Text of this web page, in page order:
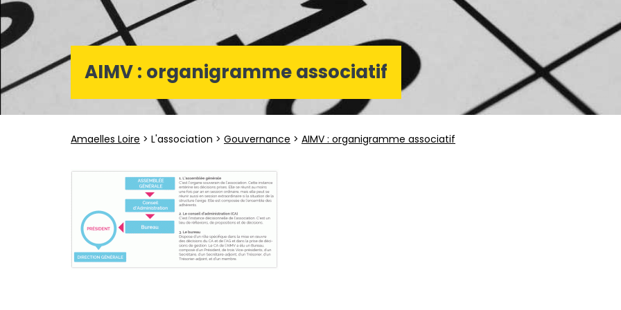
AIMV : organigramme associatif
Amaelles Loire > L'association > Gouvernance > AIMV : organigramme associatif